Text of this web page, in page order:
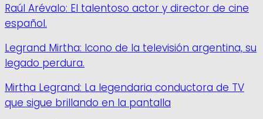
Raúl Arévalo: El talentoso actor y director de cine
español.
Legrand Mirtha: Icono de la televisión argentina, su
legado perdura.
Mirtha Legrand: La legendaria conductora de TV
que sigue brillando en la pantalla